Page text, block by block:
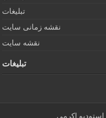
تبلیغات
نقشه زمانی سایت
نقشه سایت
تبلیغات
استودیو اکرمی